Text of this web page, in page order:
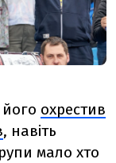
охрестив
, навіть
мало хто